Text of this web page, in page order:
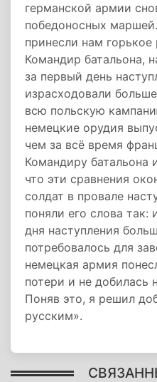
германской армии
победоносных
принесли нам горькое
Командир батальона,
за первый день
израсходовали
всю польскую
немецкие орудия
чем за всё время
Командиру батальона
что эти сравнения
солдат в провале
поняли его слова так:
дня наступления
потребовалось для
немецкая армия
потери и не добилась
Поняв это, я решил
русским».